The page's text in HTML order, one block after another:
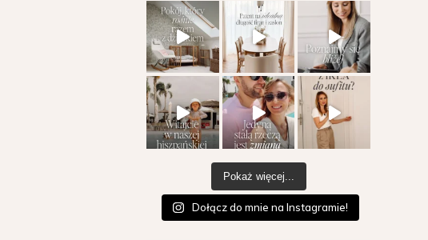
Pokaż więcej...
Dołącz do mnie na Instagramie!